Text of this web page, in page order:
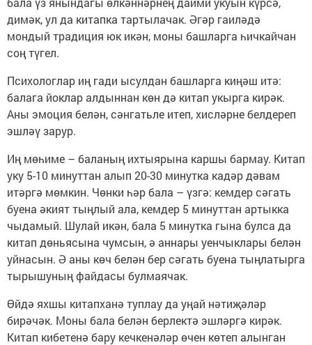
димәк, ул да китапка тартылачак. Әгәр гаиләдә
мондый традиция юк икән, моны башларга һичкайчан
соң түгел.
Психологлар иң гади ысулдан башларга киңәш итә:
балага йоклар алдыннан көн дә китап укырга кирәк.
Аны эмоция белән, сәнгатьле итеп, хисләрне белдереп
эшләү зарур.
Иң мөһиме – баланың ихтыярына каршы бармау. Китап
уку 5-10 минуттан алып 20-30 минутка кадәр дәвам
итәргә мөмкин. Чөнки һәр бала – үзгә: кемдер сәгать
буена әкият тыңлый ала, кемдер 5 минуттан артыкка
чыдамый. Шулай икән, бала 5 минутка гына булса да
китап дөньясына чумсын, ә аннары уенчыклары белән
уйнасын. Ә аны көч белән бер сәгать буена тыңлатырга
тырышуның файдасы булмаячак.
Өйдә яхшы китапханә туплау да уңай нәтиҗәләр
бирәчәк. Моны бала белән берлектә эшләргә кирәк.
Китап кибетенә бару кечкенәләр өчен көтеп алынган